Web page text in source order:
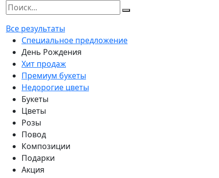
Все результаты
Специальное предложение
День Рождения
Хит продаж
Премиум букеты
Недорогие цветы
Букеты
Цветы
Розы
Повод
Композиции
Подарки
Акция